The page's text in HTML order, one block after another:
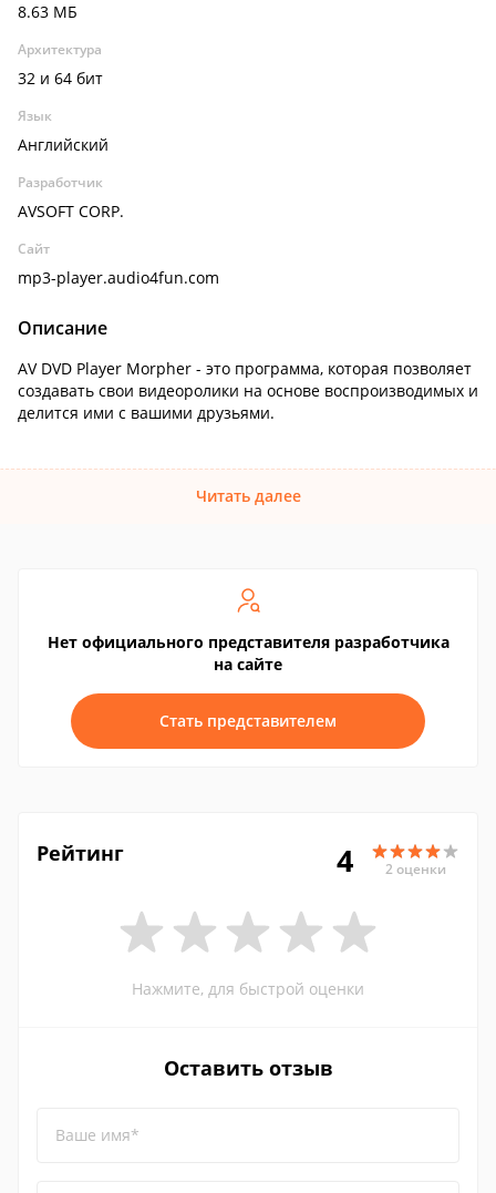
8.63 МБ
Архитектура
32 и 64 бит
Язык
Английский
Разработчик
AVSOFT CORP.
Сайт
mp3-player.audio4fun.com
Описание
AV DVD Player Morpher - это программа, которая позволяет
создавать свои видеоролики на основе воспроизводимых и
делится ими с вашими друзьями.
Читать далее
Нет официального представителя разработчика
на сайте
Стать представителем
Рейтинг 4 2 оценки
Нажмите, для быстрой оценки
Оставить отзыв
Ваше имя*